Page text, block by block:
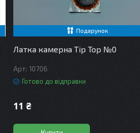
Подарунок
Латка камерна Tip Top №0
10706
Готово до відправки
11 ₴